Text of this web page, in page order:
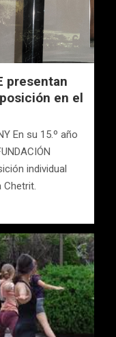
presentan
en el
En su 15.º año
individual
Chetrit.